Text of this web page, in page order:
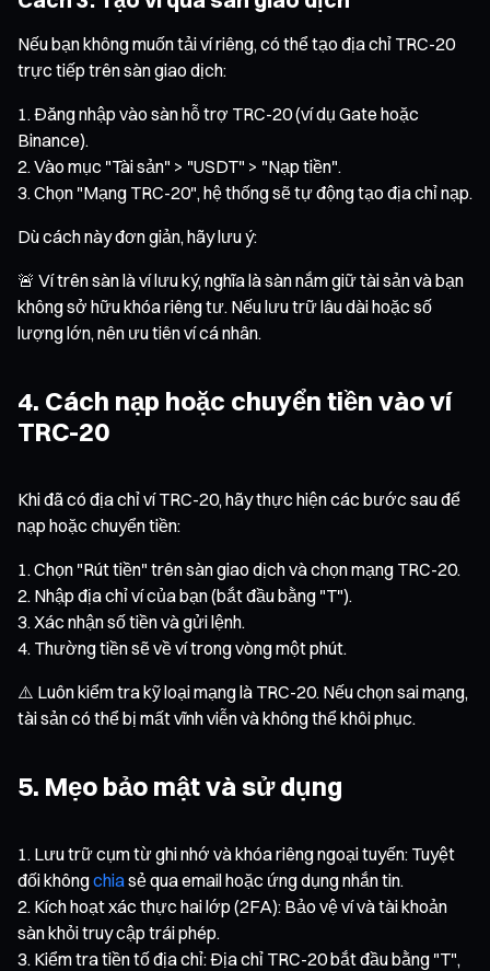
Nếu bạn không muốn tải ví riêng, có thể tạo địa chỉ TRC-20
trực tiếp trên sàn giao dịch:
Đăng nhập vào sàn hỗ trợ TRC-20 (ví dụ Gate hoặc
Binance).
Vào mục "Tài sản" > "USDT" > "Nạp tiền".
Chọn "Mạng TRC-20", hệ thống sẽ tự động tạo địa chỉ nạp.
Dù cách này đơn giản, hãy lưu ý:
🚨 Ví trên sàn là ví lưu ký, nghĩa là sàn nắm giữ tài sản và bạn
không sở hữu khóa riêng tư. Nếu lưu trữ lâu dài hoặc số
lượng lớn, nên ưu tiên ví cá nhân.
4. Cách nạp hoặc chuyển tiền vào ví
TRC-20
Khi đã có địa chỉ ví TRC-20, hãy thực hiện các bước sau để
nạp hoặc chuyển tiền:
Chọn "Rút tiền" trên sàn giao dịch và chọn mạng TRC-20.
Nhập địa chỉ ví của bạn (bắt đầu bằng "T").
Xác nhận số tiền và gửi lệnh.
Thường tiền sẽ về ví trong vòng một phút.
⚠️ Luôn kiểm tra kỹ loại mạng là TRC-20. Nếu chọn sai mạng,
tài sản có thể bị mất vĩnh viễn và không thể khôi phục.
5. Mẹo bảo mật và sử dụng
Lưu trữ cụm từ ghi nhớ và khóa riêng ngoại tuyến: Tuyệt
đối khôngchiasẻ qua email hoặc ứng dụng nhắn tin.
Kích hoạt xác thực hai lớp (2FA): Bảo vệ ví và tài khoản
sàn khỏi truy cập trái phép.
Kiểm tra tiền tố địa chỉ: Địa chỉ TRC-20 bắt đầu bằng "T",